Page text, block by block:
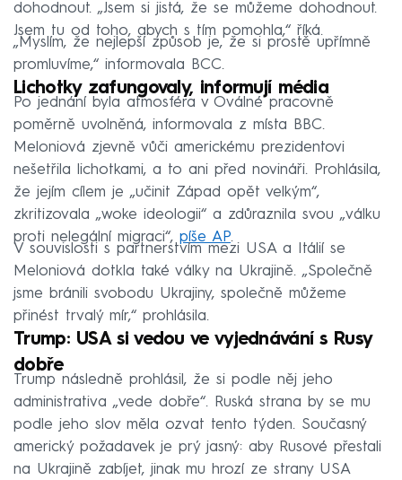
dohodnout. „Jsem si jistá, že se můžeme dohodnout.
Jsem tu od toho, abych s tím pomohla,“ říká.
„Myslím, že nejlepší způsob je, že si prostě upřímně
promluvíme,“ informovala BCC.
Lichotky zafungovaly, informují média
Po jednání byla atmosféra v Oválné pracovně
poměrně uvolněná, informovala z místa BBC.
Meloniová zjevně vůči americkému prezidentovi
nešetřila lichotkami, a to ani před novináři. Prohlásila,
že jejím cílem je „učinit Západ opět velkým“,
zkritizovala „woke ideologii“ a zdůraznila svou „válku
proti nelegální migraci“, píše AP.
V souvislosti s partnerstvím mezi USA a Itálií se
Meloniová dotkla také války na Ukrajině. „Společně
jsme bránili svobodu Ukrajiny, společně můžeme
přinést trvalý mír,“ prohlásila.
Trump: USA si vedou ve vyjednávání s Rusy
dobře
Trump následně prohlásil, že si podle něj jeho
administrativa „vede dobře“. Ruská strana by se mu
podle jeho slov měla ozvat tento týden. Současný
americký požadavek je prý jasný: aby Rusové přestali
na Ukrajině zabíjet, jinak mu hrozí ze strany USA